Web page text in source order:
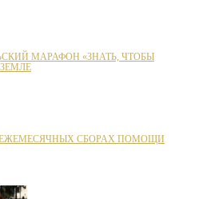
МАРАФОН «ЗНАТЬ, ЧТОБЫ
СБОРАХ ПОМОЩИ